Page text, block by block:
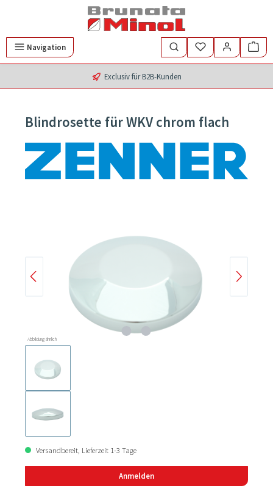
Zum Hauptinhalt springen
Navigation
Exclusiv für B2B-Kunden
Blindrosette für WKV chrom flach
Abbildung ähnlich
Versandbereit, Lieferzeit 1-3 Tage
Anmelden